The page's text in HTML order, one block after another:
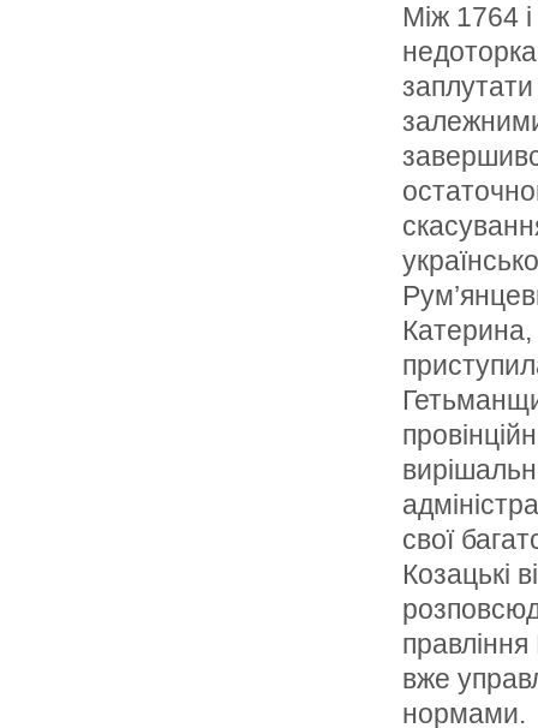
Між 1764
заплутати
свої
Козацькі
вже
нормами.